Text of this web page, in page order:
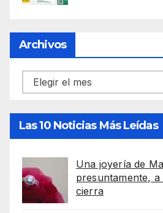
Archivos
Archivos
Las 10 Noticias Más Leídas
Una joyería de
presuntamente,
cierra